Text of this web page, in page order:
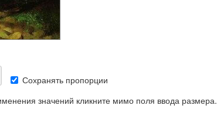
Сохранять пропорции
значений кликните мимо поля ввода размера.